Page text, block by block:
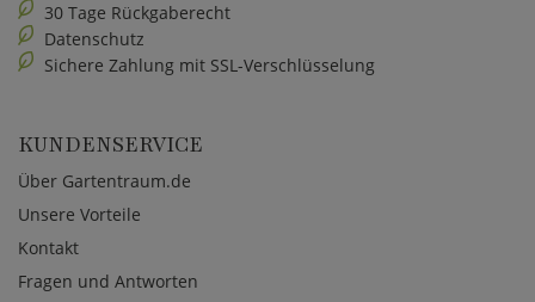
30 Tage Rückgaberecht
Datenschutz
Sichere Zahlung mit SSL-Verschlüsselung
KUNDENSERVICE
Über Gartentraum.de
Unsere Vorteile
Kontakt
Fragen und Antworten